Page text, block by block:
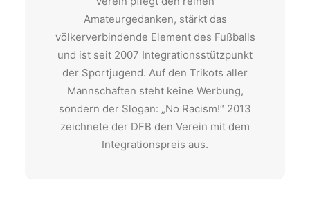
Amateurgedanken, stärkt das
völkerverbindende Element des Fußballs
und ist seit 2007 Integrationsstützpunkt
der Sportjugend. Auf den Trikots aller
Mannschaften steht keine Werbung,
sondern der Slogan: „No Racism!“ 2013
zeichnete der DFB den Verein mit dem
Integrationspreis aus.